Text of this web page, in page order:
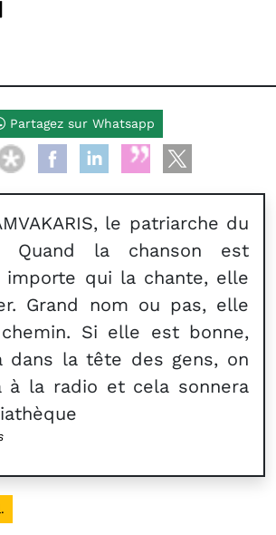
le patriarche du
Quand la chanson est
importe qui la chante, elle
Grand nom ou pas, elle
Si elle est bonne,
dans la tête des gens, on
à la radio et cela sonnera
Partagez sur Whatsapp